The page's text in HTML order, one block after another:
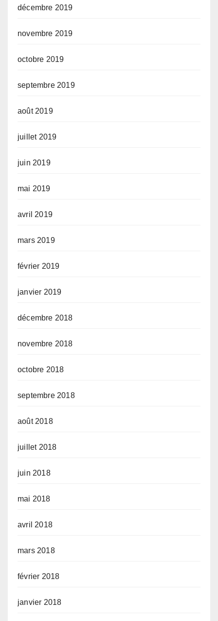
décembre 2019
novembre 2019
octobre 2019
septembre 2019
août 2019
juillet 2019
juin 2019
mai 2019
avril 2019
mars 2019
février 2019
janvier 2019
décembre 2018
novembre 2018
octobre 2018
septembre 2018
août 2018
juillet 2018
juin 2018
mai 2018
avril 2018
mars 2018
février 2018
janvier 2018